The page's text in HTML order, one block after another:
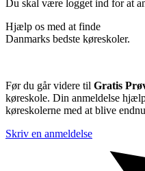
Du skal være logget ind for at
Hjælp os med at finde
Danmarks bedste køreskoler.
Før du går videre til Gratis
køreskole. Din anmeldelse
køreskolerne med at blive
Skriv en anmeldelse